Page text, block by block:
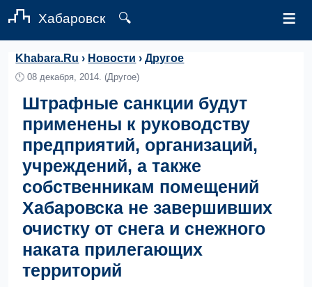
Хабаровск 🔍 ≡
Khabara.Ru › Новости ›Другое
🕛08 декабря, 2014. (Другое)
Штрафные санкции будут
применены к руководству
предприятий, организаций,
учреждений, а также
собственникам помещений
Хабаровска не завершивших
очистку от снега и снежного
наката прилегающих
территорий